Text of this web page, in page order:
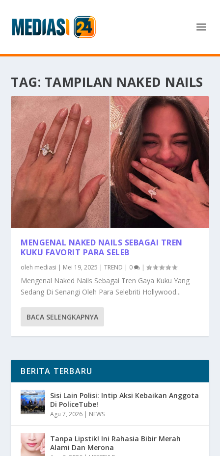
TAG: TAMPILAN NAKED NAILS
MENGENAL NAKED NAILS SEBAGAI TREN
KUKU FAVORIT PARA SELEB
oleh mediasi | Mei 19, 2025 |TREND | 0 |
Mengenal Naked Nails Sebagai Tren Gaya Kuku Yang
Sedang Di Senangi Oleh Para Selebriti Hollywood...
BACA SELENGKAPNYA
BERITA TERBARU
Sisi Lain Polisi: Intip Aksi Kebaikan Anggota
Di PoliceTube!
Agu 7, 2026 | NEWS
Tanpa Lipstik! Ini Rahasia Bibir Merah
Alami Dan Merona